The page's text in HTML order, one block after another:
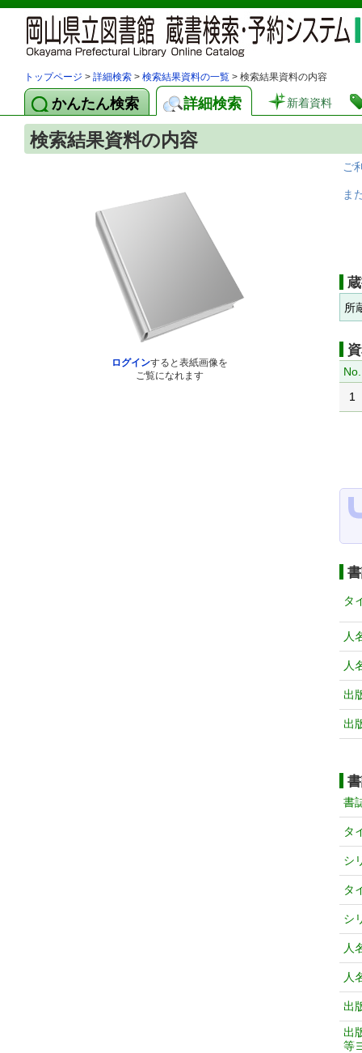
トップページ > 詳細検索 > 検索結果資料の一覧 > 検索結果資料の内容
かんたん検索 詳細検索 新着資料
検索結果資料の内容
ログインすると表紙画像を
ご覧になれます
ご
ま
所
No.
1
タ
人
人
出
出
書
タ
シ
タ
シ
人
人
出
出
等